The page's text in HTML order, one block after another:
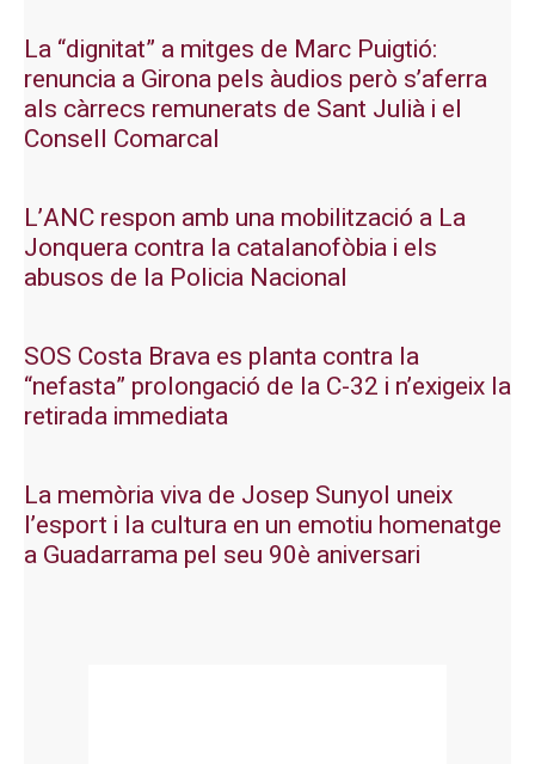
La “dignitat” a mitges de Marc Puigtió:
renuncia a Girona pels àudios però s’aferra
als càrrecs remunerats de Sant Julià i el
Consell Comarcal
L’ANC respon amb una mobilització a La
Jonquera contra la catalanofòbia i els
abusos de la Policia Nacional
SOS Costa Brava es planta contra la
“nefasta” prolongació de la C-32 i n’exigeix la
retirada immediata
La memòria viva de Josep Sunyol uneix
l’esport i la cultura en un emotiu homenatge
a Guadarrama pel seu 90è aniversari